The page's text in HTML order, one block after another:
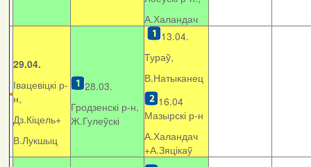
А.Халандач
29.04.
Івацевіцкі р-
н,
Дз.Кіцель+
В.Лукшыц
28.03.
Гродзенскі р-н,
Ж.Гулеўскі
13.04.
Тураў,
В.Натыканец
16.04
Мазырскі р-н
А.Халандач
+А.Зяцікаў